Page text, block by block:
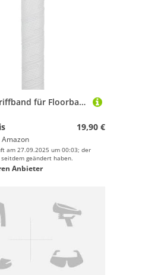
Oxdog | Griffband für Floorball Unihockey Schläger, Top Qualität für den professionellen Einsatz, für alle Fabrikate passend (White)
19,90 €
Amazon
am 27.09.2025 um 00:03; der
geändert haben.
Anbieter